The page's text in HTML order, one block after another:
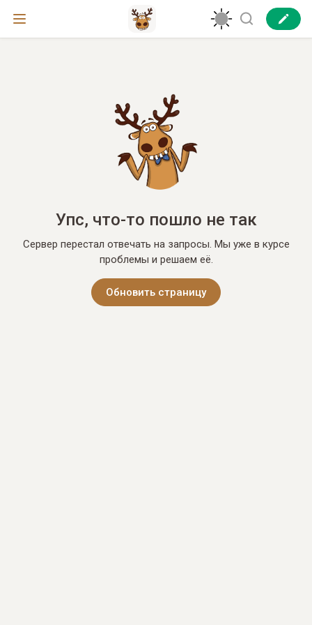
Упс, что-то пошло не так
Сервер перестал отвечать на запросы. Мы уже в курсе
проблемы и решаем её.
Обновить страницу